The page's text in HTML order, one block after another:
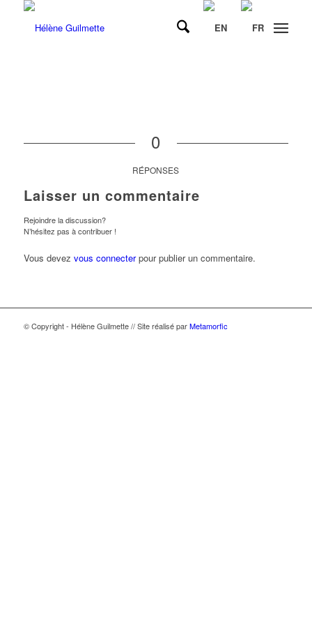
0
RÉPONSES
Laisser un commentaire
Rejoindre la discussion?
N’hésitez pas à contribuer !
Vous devez vous connecterpour publier un commentaire.
© Copyright - Hélène Guilmette // Site réalisé parMetamorfic